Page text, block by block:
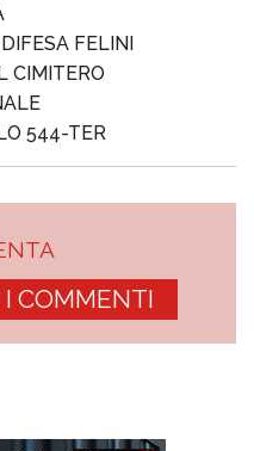
FELINI
CIMITERO
544-TER
COMMENTI